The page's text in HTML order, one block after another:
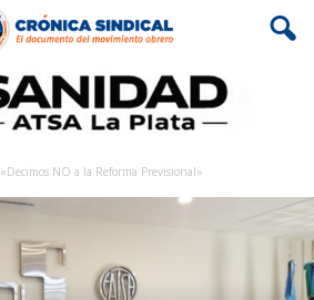
«Decimos NO a la Reforma Previsional»